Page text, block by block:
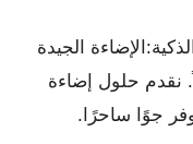
الجيدة
نقدم حلول إضاءة
جوًا ساحرًا.